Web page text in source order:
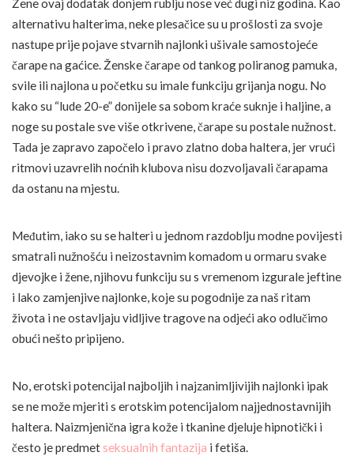
Žene ovaj dodatak donjem rublju nose već dugi niz godina. Kao
alternativu halterima, neke plesačice su u prošlosti za svoje
nastupe prije pojave stvarnih najlonki ušivale samostojeće
čarape na gaćice. Ženske čarape od tankog poliranog pamuka,
svile ili najlona u početku su imale funkciju grijanja nogu. No
kako su “lude 20-e” donijele sa sobom kraće suknje i haljine, a
noge su postale sve više otkrivene, čarape su postale nužnost.
Tada je zapravo započelo i pravo zlatno doba haltera, jer vrući
ritmovi uzavrelih noćnih klubova nisu dozvoljavali čarapama
da ostanu na mjestu.
Međutim, iako su se halteri u jednom razdoblju modne povijesti
smatrali nužnošću i neizostavnim komadom u ormaru svake
djevojke i žene, njihovu funkciju su s vremenom izgurale jeftine
i lako zamjenjive najlonke, koje su pogodnije za naš ritam
života i ne ostavljaju vidljive tragove na odjeći ako odlučimo
obući nešto pripijeno.
No, erotski potencijal najboljih i najzanimljivijih najlonki ipak
se ne može mjeriti s erotskim potencijalom najjednostavnijih
haltera. Naizmjenična igra kože i tkanine djeluje hipnotički i
često je predmet seksualnih fantazija i fetiša.